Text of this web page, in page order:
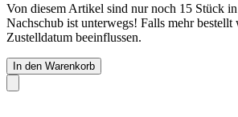
Von diesem Artikel sind nur noch 15 Stück
Nachschub ist unterwegs! Falls mehr bestellt
Zustelldatum beeinflussen.
In den Warenkorb